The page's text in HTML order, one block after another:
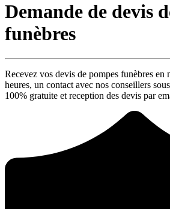
Demande de devis
funèbres
Recevez vos devis de pompes funèbres en
heures, un contact avec nos conseillers sous
100% gratuite et reception des devis par